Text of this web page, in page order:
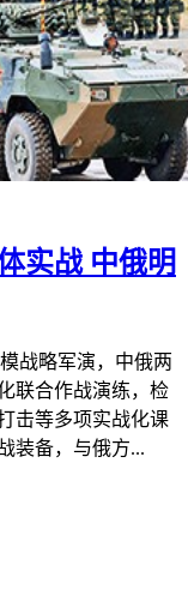
实战 中俄明
战略军演，中俄两
联合作战演练，检
击等多项实战化课
装备，与俄方...